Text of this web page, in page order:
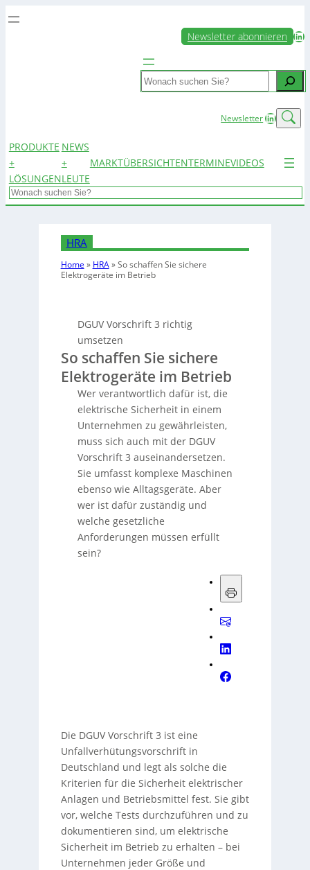
Newsletter abonnieren LinkedIn
Search
NewsletterLinkedIn
PRODUKTE
+
LÖSUNGEN
NEWS
+
LEUTE
MARKTÜBERSICHTENTERMINEVIDEOS
Search
HRA
Home » HRA»So schaffen Sie sichere
Elektrogeräte im Betrieb
DGUV Vorschrift 3 richtig
umsetzen
So schaffen Sie sichere
Elektrogeräte im Betrieb
Wer verantwortlich dafür ist, die
elektrische Sicherheit in einem
Unternehmen zu gewährleisten,
muss sich auch mit der DGUV
Vorschrift 3 auseinandersetzen.
Sie umfasst komplexe Maschinen
ebenso wie Alltagsgeräte. Aber
wer ist dafür zuständig und
welche gesetzliche
Anforderungen müssen erfüllt
sein?
Die DGUV Vorschrift 3 ist eine
Unfallverhütungsvorschrift in
Deutschland und legt als solche die
Kriterien für die Sicherheit elektrischer
Anlagen und Betriebsmittel fest. Sie gibt
vor, welche Tests durchzuführen und zu
dokumentieren sind, um elektrische
Sicherheit im Betrieb zu erhalten – bei
Unternehmen jeder Größe und